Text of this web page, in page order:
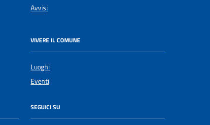
Avvisi
VIVERE IL COMUNE
Luoghi
Eventi
SEGUICI SU